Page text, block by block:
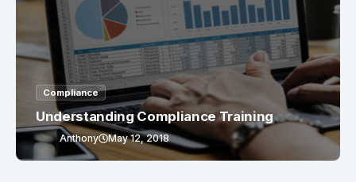
Compliance
Understanding Compliance Training
Anthony May 12, 2018